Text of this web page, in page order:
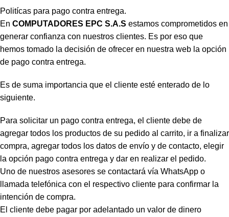
Politícas para pago contra entrega.
En COMPUTADORES EPC S.A.S estamos comprometidos en
generar confianza con nuestros clientes. Es por eso que
hemos tomado la decisión de ofrecer en nuestra web la opción
de pago contra entrega.
Es de suma importancia que el cliente esté enterado de lo
siguiente.
Para solicitar un pago contra entrega, el cliente debe de
agregar todos los productos de su pedido al carrito, ir a finalizar
compra, agregar todos los datos de envío y de contacto, elegir
la opción pago contra entrega y dar en realizar el pedido.
Uno de nuestros asesores se contactará vía WhatsApp o
llamada telefónica con el respectivo cliente para confirmar la
intención de compra.
El cliente debe pagar por adelantado un valor de dinero